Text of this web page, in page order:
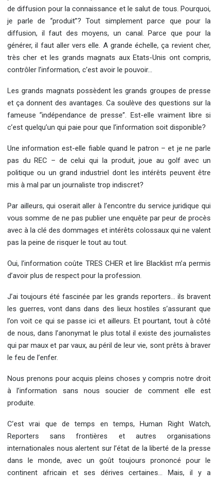
de diffusion pour la connaissance et le salut de tous. Pourquoi,
je parle de “produit”? Tout simplement parce que pour la
diffusion, il faut des moyens, un canal. Parce que pour la
générer, il faut aller vers elle. A grande échelle, ça revient cher,
très cher et les grands magnats aux Etats-Unis ont compris,
contrôler l’information, c’est avoir le pouvoir…
Les grands magnats possèdent les grands groupes de presse
et ça donnent des avantages. Ca soulève des questions sur la
fameuse “indépendance de presse”. Est-elle vraiment libre si
c’est quelqu’un qui paie pour que l’information soit disponible?
Une information est-elle fiable quand le patron – et je ne parle
pas du REC – de celui qui la produit, joue au golf avec un
politique ou un grand industriel dont les intérêts peuvent être
mis à mal par un journaliste trop indiscret?
Par ailleurs, qui oserait aller à l’encontre du service juridique qui
vous somme de ne pas publier une enquête par peur de procès
avec à la clé des dommages et intérêts colossaux qui ne valent
pas la peine de risquer le tout au tout.
Oui, l’information coûte TRES CHER et lire Blacklist m’a permis
d’avoir plus de respect pour la profession.
J’ai toujours été fascinée par les grands reporters… ils bravent
les guerres, vont dans dans des lieux hostiles s’assurant que
l’on voit ce qui se passe ici et ailleurs. Et pourtant, tout à côté
de nous, dans l’anonymat le plus total il existe des journalistes
qui par maux et par vaux, au péril de leur vie, sont prêts à braver
le feu de l’enfer.
Nous prenons pour acquis pleins choses y compris notre droit
à l’information sans nous soucier de comment elle est
produite.
C’est vrai que de temps en temps, Human Right Watch,
Reporters sans frontières et autres organisations
internationales nous alertent sur l’état de la liberté de la presse
dans le monde, avec un goût toujours prononcé pour le
continent africain et ses dérives certaines… Mais, il y a